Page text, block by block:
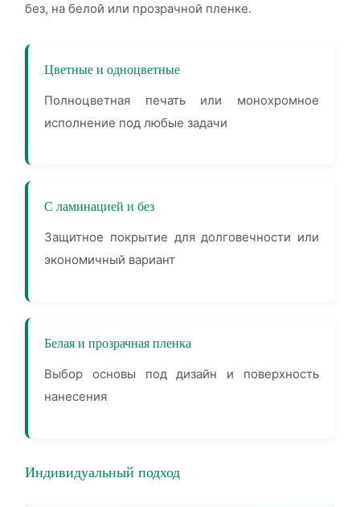
без, на белой или прозрачной пленке.
Цветные и одноцветные
Полноцветная печать или монохромное
исполнение под любые задачи
С ламинацией и без
Защитное покрытие для долговечности или
экономичный вариант
Белая и прозрачная пленка
Выбор основы под дизайн и поверхность
нанесения
Индивидуальный подход